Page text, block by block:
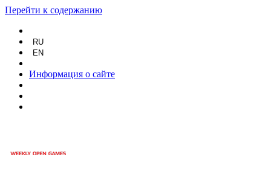
Перейти к содержанию
RU
EN
Информация о сайте